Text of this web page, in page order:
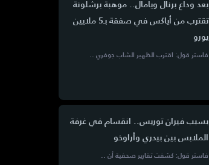
بعد وداع برنال ويامال.. موهبة برشلونة
تقترب من أياكس في صفقة بـ5 ملايين
يورو
فاستر قول: اقترب الظهير الشاب جوفري ..
بسبب فيران توريس.. انقسام في غرفة
الملابس بين بيدري وأراوخو
فاستر قول: كشفت تقارير صحفية أن ..